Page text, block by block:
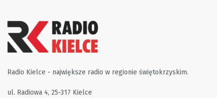
Radio Kielce - największe radio w regionie świętokrzyskim.
ul. Radiowa 4, 25-317 Kielce